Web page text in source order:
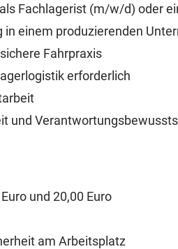
Fachlagerist (m/w/d) oder
in einem produzierenden
Fahrpraxis
erforderlich
und
und 20,00 Euro
am Arbeitsplatz